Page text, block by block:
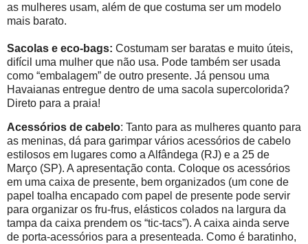
as mulheres usam, além de que costuma ser um modelo
mais barato.
Sacolas e eco-bags: Costumam ser baratas e muito úteis,
difícil uma mulher que não usa. Pode também ser usada
como “embalagem” de outro presente. Já pensou uma
Havaianas entregue dentro de uma sacola supercolorida?
Direto para a praia!
Acessórios de cabelo: Tanto para as mulheres quanto para
as meninas, dá para garimpar vários acessórios de cabelo
estilosos em lugares como a Alfândega (RJ) e a 25 de
Março (SP). A apresentação conta. Coloque os acessórios
em uma caixa de presente, bem organizados (um cone de
papel toalha encapado com papel de presente pode servir
para organizar os fru-frus, elásticos colados na largura da
tampa da caixa prendem os “tic-tacs”). A caixa ainda serve
de porta-acessórios para a presenteada. Como é baratinho,